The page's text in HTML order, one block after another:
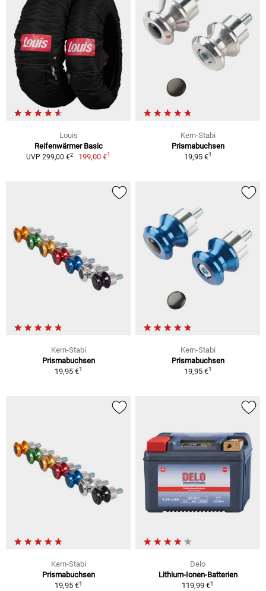
Louis
Reifenwärmer Basic
UVP 299,00 €2 199,00 €1
Kern-Stabi
Prismabuchsen
19,95 €1
Kern-Stabi
Prismabuchsen
19,95 €1
Kern-Stabi
Prismabuchsen
19,95 €1
Kern-Stabi
Prismabuchsen
19,95 €1
Delo
Lithium-Ionen-Batterien
119,99 €1